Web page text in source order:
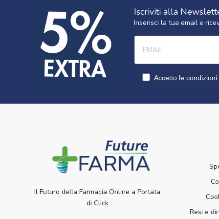
Iscriviti alla
Inserisci la tua email e
Accetto le
Il Futuro della Farmacia Online a Portata
di Click
Resi e